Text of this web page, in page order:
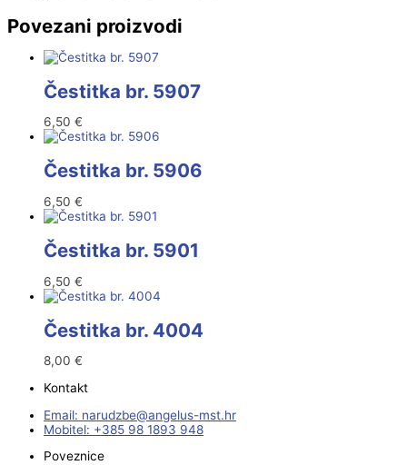
Povezani proizvodi
Čestitka br. 5907
6,50 €
Čestitka br. 5906
6,50 €
Čestitka br. 5901
6,50 €
Čestitka br. 4004
8,00 €
Kontakt
Email:
rh.tsm-sulegna
@ebzduran
Mobitel: +385 98 1893 948
Poveznice